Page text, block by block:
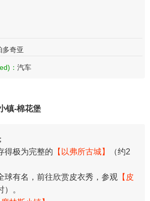
多奇亚
： 汽车
镇-棉花堡
得极为完整的 【以弗所古城】
（约2
球有名，前往欣赏皮衣秀，参观 【皮
）。